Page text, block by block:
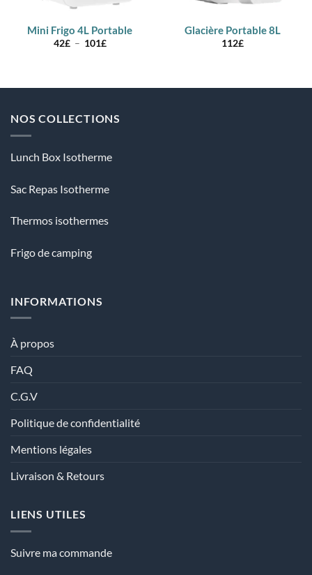
Mini Frigo 4L Portable
42£ – 101£Plage
101£
Glacière Portable 8L
112£
NOS COLLECTIONS
Lunch Box Isotherme
Sac Repas Isotherme
Thermos isothermes
Frigo de camping
INFORMATIONS
À propos
FAQ
C.G.V
Politique de confidentialité
Mentions légales
Livraison & Retours
LIENS UTILES
Suivre ma commande